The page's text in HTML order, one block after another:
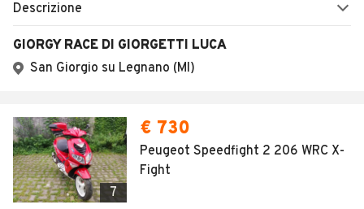
Descrizione
GIORGY RACE DI GIORGETTI LUCA
San Giorgio su Legnano (MI)
7
€ 730
Peugeot Speedfight 2 206 WRC X-
Fight